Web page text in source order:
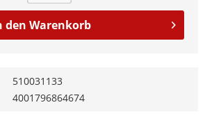
den Warenkorb
510031133
4001796864674